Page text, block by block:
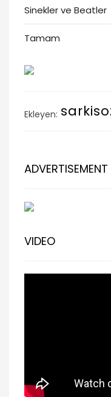
Sinekler ve Beatler
Tamam
Ekleyen:
ADVERTISEMENT
VIDEO